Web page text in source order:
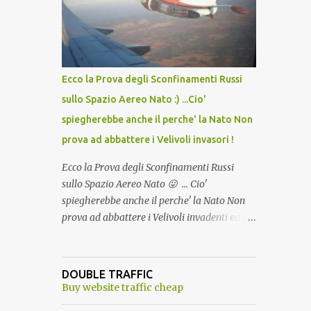
lo scopo della temperatura? Qualcuno a suo
tempo ribattezzo' il Vaccino come: l' Amaro
del Capo, era "spettacolare Ghiacciato, ma
andava bene anche, a Temperatura
Ambiente"! Riproponiamo l'articolo per NON
Ecco la Prova degli Sconfinamenti Russi
sullo Spazio Aereo Nato :) ...Cio'
spiegherebbe anche il perche' la Nato Non
prova ad abbattere i Velivoli invasori !
Ecco la Prova degli Sconfinamenti Russi
sullo Spazio Aereo Nato 😛 ... Cio'
spiegherebbe anche il perche' la Nato Non
prova ad abbattere i Velivoli invadenti ed
alcuna notizia di un'invasione dello spazio
aereo NATO da parte di un robot chiamato
DOUBLE TRAFFIC
Buy website traffic cheap